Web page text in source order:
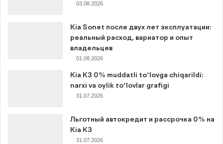
03.08.2026
Kia Sonet после двух лет эксплуатации:
реальный расход, вариатор и опыт
владельцев
01.08.2026
Kia K3 0% muddatli to‘lovga chiqarildi:
narxi va oylik to‘lovlar grafigi
31.07.2026
Льготный автокредит и рассрочка 0% на
Kia K3
31.07.2026